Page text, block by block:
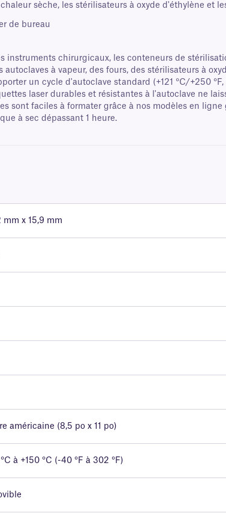
sèche, les stérilisateurs à oxyde d'éthylène et
de bureau
chirurgicaux, les conteneurs de
à vapeur, des fours, des stérilisateurs à
un cycle d'autoclave standard (+121 °C/+250
laser durables et résistantes à l'autoclave ne
sont faciles à formater grâce à nos modèles en
à sec dépassant 1 heure.
mm x 15,9 mm
américaine (8,5 po x 11 po)
à +150 °C (-40 °F à 302 °F)